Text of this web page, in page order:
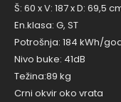
Š: 60 x V: 187 x D: 69,5
En.klasa: G, ST
Potrošnja: 184 kWh/
Nivo buke: 41dB
Težina:89 kg
Crni okvir oko vrata